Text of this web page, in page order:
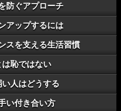
防ぐアプローチ
アップするには
スを支える生活習慣
恥ではない
い人はどうする
い付き合い方